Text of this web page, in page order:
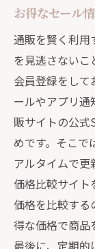
お得なセール
通販を賢く利用
を見逃さないこ
会員登録をして
ールやアプリ通
販サイトの公式
めです。そこで
アルタイムで更
価格比較サイト
価格を比較する
得な価格で商品
最後に、定期的